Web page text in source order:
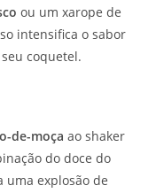
ou um xarope de
intensifica o sabor
coquetel.
de-moça ao shaker
do doce do
uma explosão de